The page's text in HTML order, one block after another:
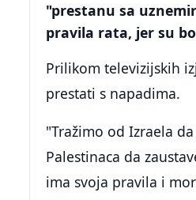
"prestanu sa
pravila rata, jer su
Prilikom televizijskih
prestati s napadima.
"Tražimo od Izraela
Palestinaca da
ima svoja pravila i